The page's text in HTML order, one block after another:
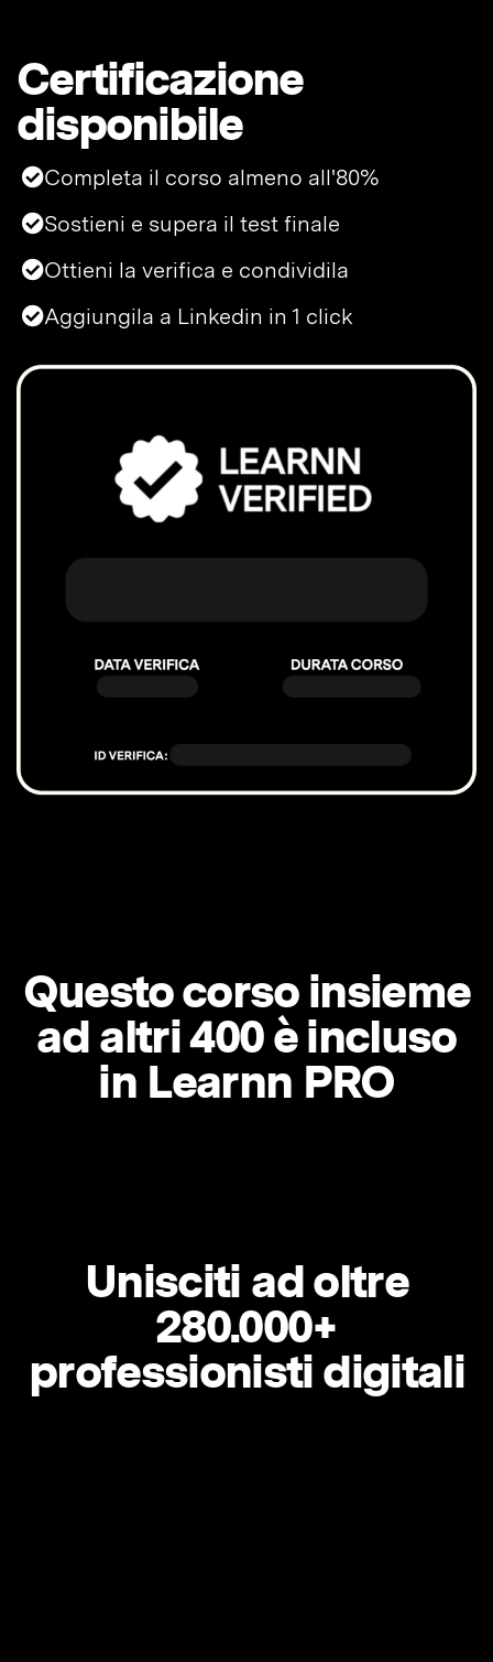
Certificazione
disponibile
Completa il corso almeno all'80%
Sostieni e supera il test finale
Ottieni la verifica e condividila
Aggiungila a Linkedin in 1 click
Questo corso insieme
ad altri 400 è incluso
in Learnn PRO
Unisciti ad oltre
280.000+
professionisti digitali